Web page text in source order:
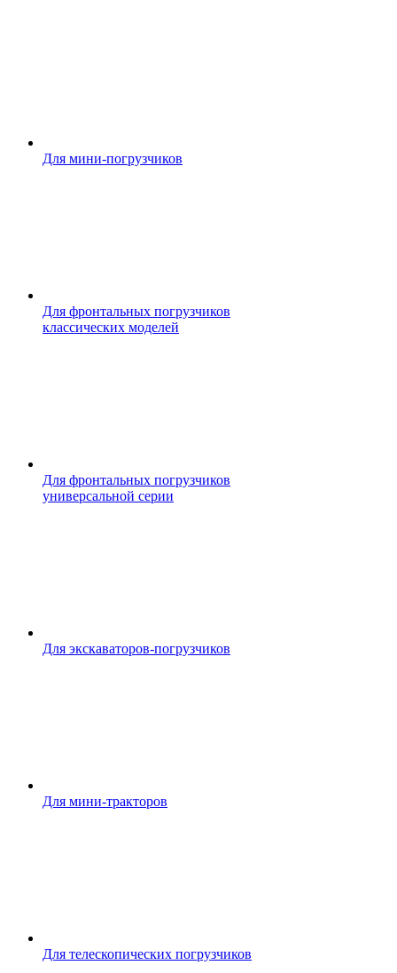
Для мини-погрузчиков
Для фронтальных погрузчиков
классических моделей
Для фронтальных погрузчиков
универсальной серии
Для экскаваторов-погрузчиков
Для мини-тракторов
Для телескопических погрузчиков